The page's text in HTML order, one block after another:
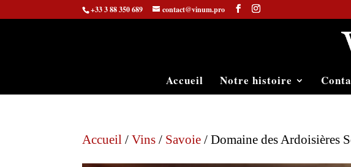
+33 3 88 350 689 contact@vinum.pro
Accueil Notre histoire
Accueil /Vins / Savoie / Domaine des Ardoisières